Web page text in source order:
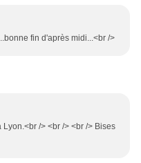
fin d'après midi...<br />
/> <br /> <br /> Bises